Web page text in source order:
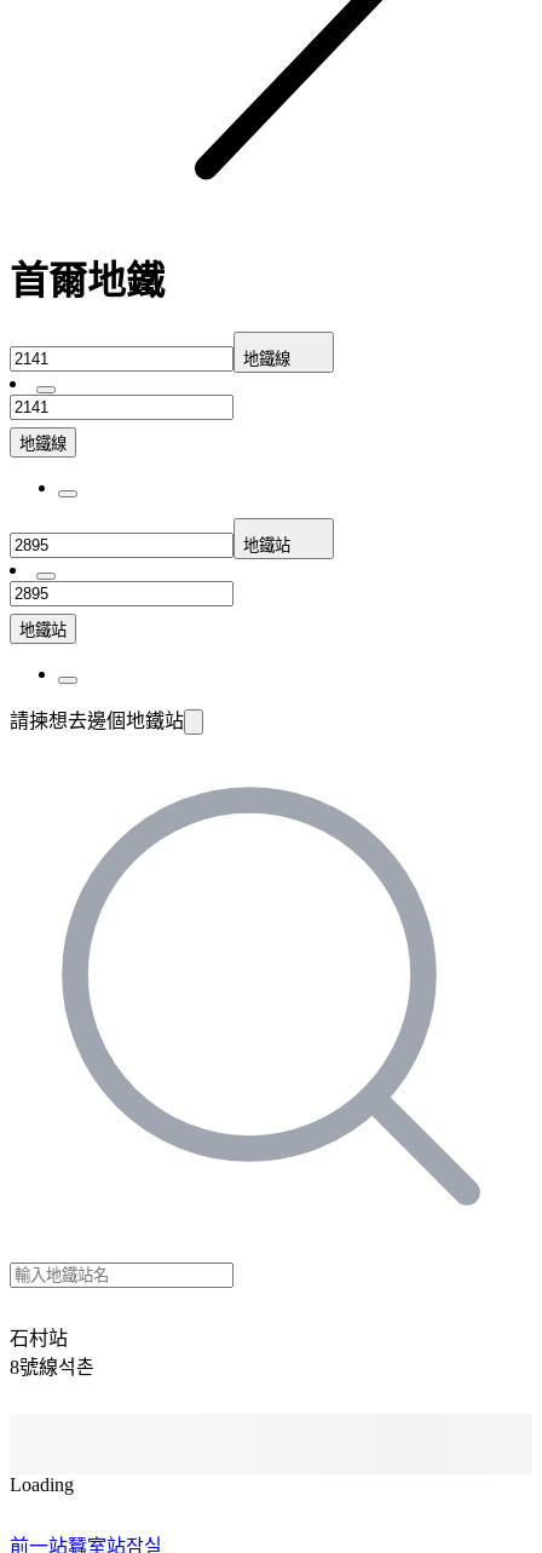
首爾地鐵
地鐵線
地鐵線
地鐵站
地鐵站
請揀想去邊個地鐵站
石村站
8號線석촌
Loading
前一站蠶室站잠실